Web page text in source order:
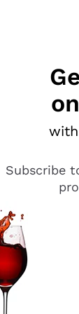
looking for
Subscribe